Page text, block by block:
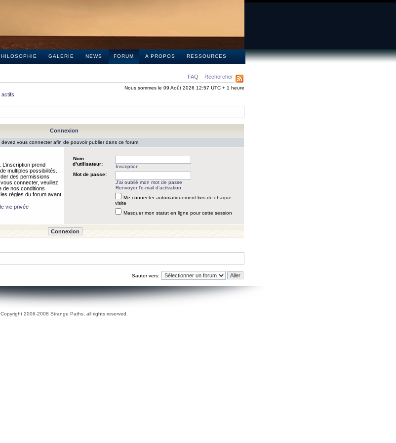
GALERIE NEWS FORUM A PROPOS RESSOURCES
FAQ Rechercher
Nous sommes le 09 Août 2026 12:57 UTC + 1 heure
actifs
Connexion
devez vous connecter afin de pouvoir publier dans ce forum.
prend
multiples possibilités.
des permissions
connecter, veuillez
de nos conditions
règles du forum avant
vie privée
Nom
d’utilisateur:
Inscription
Mot de passe:
J’ai oublié mon mot de passe
Renvoyer l’e-mail d’activation
Me connecter automatiquement lors de chaque
visite
Masquer mon statut en ligne pour cette session
Sauter vers:
Copyright 2006-2008 Strange Paths, all rights reserved.